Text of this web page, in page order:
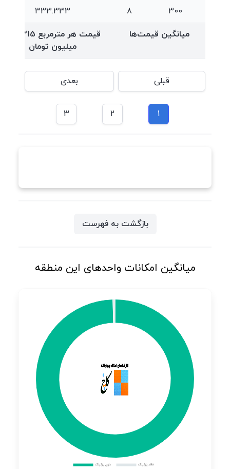
300
8
333.333
میانگین قیمت‌ها قیمت هر مترمربع 277.315
میلیون تومان
قبلی بعدی
1
2
3
بازگشت به فهرست
میانگین امکانات واحدهای این منطقه